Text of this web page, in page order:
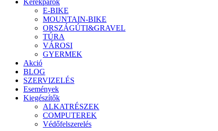
Kerékpárok
E-BIKE
MOUNTAIN-BIKE
ORSZÁGÚTI&GRAVEL
TÚRA
VÁROSI
GYERMEK
Akció
BLOG
SZERVIZELÉS
Események
Kiegészítők
ALKATRÉSZEK
COMPUTEREK
Védőfelszerelés